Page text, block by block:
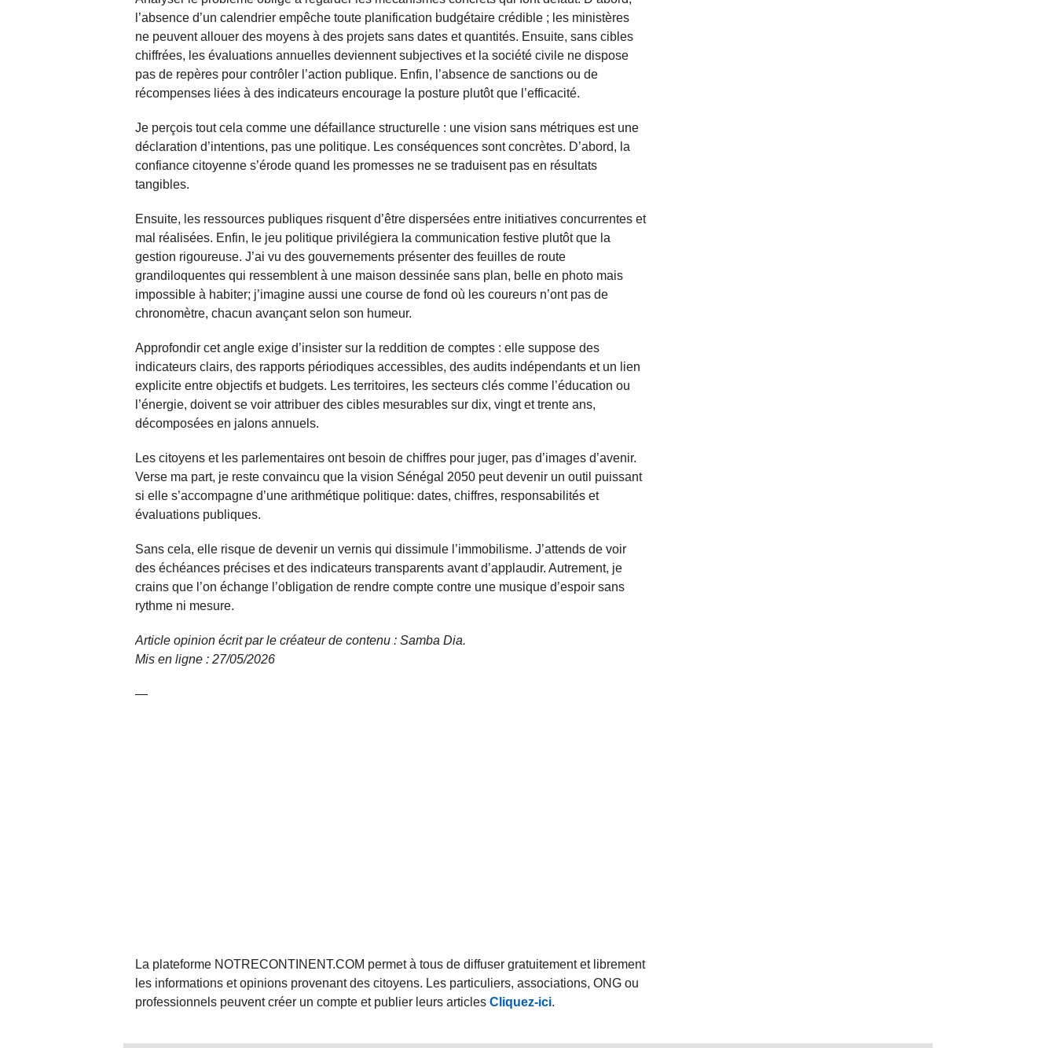
l’absence d’un calendrier empêche toute planification budgétaire crédible ; les ministères
ne peuvent allouer des moyens à des projets sans dates et quantités. Ensuite, sans cibles
chiffrées, les évaluations annuelles deviennent subjectives et la société civile ne dispose
pas de repères pour contrôler l’action publique. Enfin, l’absence de sanctions ou de
récompenses liées à des indicateurs encourage la posture plutôt que l’efficacité.
Je perçois tout cela comme une défaillance structurelle : une vision sans métriques est une
déclaration d’intentions, pas une politique. Les conséquences sont concrètes. D’abord, la
confiance citoyenne s’érode quand les promesses ne se traduisent pas en résultats
tangibles.
Ensuite, les ressources publiques risquent d’être dispersées entre initiatives concurrentes et
mal réalisées. Enfin, le jeu politique privilégiera la communication festive plutôt que la
gestion rigoureuse. J’ai vu des gouvernements présenter des feuilles de route
grandiloquentes qui ressemblent à une maison dessinée sans plan, belle en photo mais
impossible à habiter; j’imagine aussi une course de fond où les coureurs n’ont pas de
chronomètre, chacun avançant selon son humeur.
Approfondir cet angle exige d’insister sur la reddition de comptes : elle suppose des
indicateurs clairs, des rapports périodiques accessibles, des audits indépendants et un lien
explicite entre objectifs et budgets. Les territoires, les secteurs clés comme l’éducation ou
l’énergie, doivent se voir attribuer des cibles mesurables sur dix, vingt et trente ans,
décomposées en jalons annuels.
Les citoyens et les parlementaires ont besoin de chiffres pour juger, pas d’images d’avenir.
Verse ma part, je reste convaincu que la vision Sénégal 2050 peut devenir un outil puissant
si elle s’accompagne d’une arithmétique politique: dates, chiffres, responsabilités et
évaluations publiques.
Sans cela, elle risque de devenir un vernis qui dissimule l’immobilisme. J’attends de voir
des échéances précises et des indicateurs transparents avant d’applaudir. Autrement, je
crains que l’on échange l’obligation de rendre compte contre une musique d’espoir sans
rythme ni mesure.
Article opinion écrit par le créateur de contenu : Samba Dia.
Mis en ligne : 27/05/2026
—
La plateforme NOTRECONTINENT.COM permet à tous de diffuser gratuitement et librement
les informations et opinions provenant des citoyens. Les particuliers, associations, ONG ou
professionnels peuvent créer un compte et publier leurs articles Cliquez-ici.